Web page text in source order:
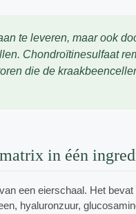
te leveren, maar ook
Chondroïtinesulfaat
die de
in één
een eierschaal. Het bevat
hyaluronzuur,